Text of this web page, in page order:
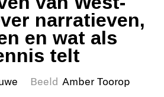
narratieven,
en wat als
telt
Beeld Amber Toorop